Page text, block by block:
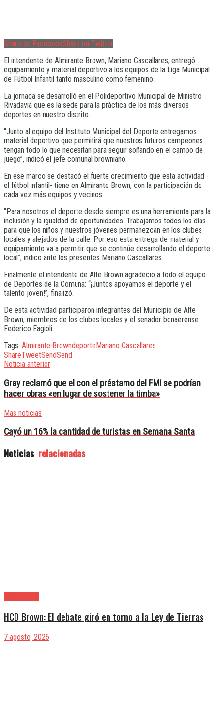
Share on FacebookShare on Twitter
El intendente de Almirante Brown, Mariano Cascallares, entregó
equipamiento y material deportivo a los equipos de la Liga Municipal
de Fútbol Infantil tanto masculino como femenino.
La jornada se desarrolló en el Polideportivo Municipal de Ministro
Rivadavia que es la sede para la práctica de los más diversos
deportes en nuestro distrito.
“Junto al equipo del Instituto Municipal del Deporte entregamos
material deportivo que permitirá que nuestros futuros campeones
tengan todo lo que necesitan para seguir soñando en el campo de
juego”, indicó el jefe comunal browniano.
En ese marco se destacó el fuerte crecimiento que esta actividad -
el fútbol infantil- tiene en Almirante Brown, con la participación de
cada vez más equipos y vecinos.
“Para nosotros el deporte desde siempre es una herramienta para la
inclusión y la igualdad de oportunidades. Trabajamos todos los días
para que los niños y nuestros jóvenes permanezcan en los clubes
locales y alejados de la calle. Por eso esta entrega de material y
equipamiento va a permitir que se continúe desarrollando el deporte
local”, indicó ante los presentes Mariano Cascallares.
Finalmente el intendente de Alte Brown agradeció a todo el equipo
de Deportes de la Comuna: “¡Juntos apoyamos el deporte y el
talento joven!”, finalizó.
De esta actividad participaron integrantes del Municipio de Alte
Brown, miembros de los clubes locales y el senador bonaerense
Federico Fagioli.
Tags: Almirante BrowndeporteMariano Cascallares
ShareTweetSendSend
Noticia anterior
Gray reclamó que el con el préstamo del FMI se podrían
hacer obras «en lugar de sostener la timba»
Mas noticias
Cayó un 16% la cantidad de turistas en Semana Santa
Noticias relacionadas
HCD Brown: El debate giró en torno a la Ley de Tierras
7 agosto, 2026